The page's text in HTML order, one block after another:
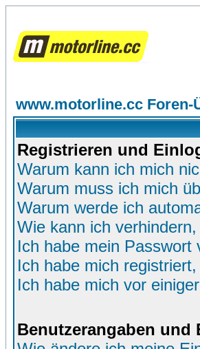
www.motorline.cc Foren-
Registrieren und
Warum kann ich mich
Warum muss ich mich
Warum werde ich
Wie kann ich
Ich habe mein Passwort
Ich habe mich
Ich habe mich vor
Benutzerangaben und